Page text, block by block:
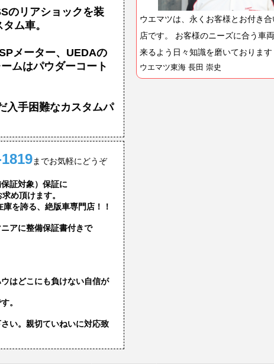
ウエマツは、永くお客様とお付き
店です。 お客様のニーズに合う車
来るよう日々知識を磨いております
ウエマツ東海 長田 崇史
のリアショックを装
ム車。
メーター、UEDAの
ムはパウダーコート
入手困難なカスタムパ
までお気軽にどうぞ
証対象）保証に
め頂けます。
を誇る、絶版車専門店！！
アに整備保証書付きで
はどこにも負けない自信が
。
い。親切ていねいに対応致